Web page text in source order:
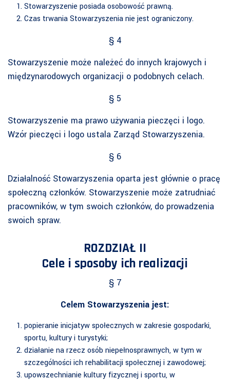
Stowarzyszenie posiada osobowość prawną.
Czas trwania Stowarzyszenia nie jest ograniczony.
§ 4
Stowarzyszenie może należeć do innych krajowych i
międzynarodowych organizacji o podobnych celach.
§ 5
Stowarzyszenie ma prawo używania pieczęci i logo.
Wzór pieczęci i logo ustala Zarząd Stowarzyszenia.
§ 6
Działalność Stowarzyszenia oparta jest głównie o pracę
społeczną członków. Stowarzyszenie może zatrudniać
pracowników, w tym swoich członków, do prowadzenia
swoich spraw.
ROZDZIAŁ II
Cele i sposoby ich realizacji
§ 7
Celem Stowarzyszenia jest:
popieranie inicjatyw społecznych w zakresie gospodarki,
sportu, kultury i turystyki;
działanie na rzecz osób niepełnosprawnych, w tym w
szczególności ich rehabilitacji społecznej i zawodowej;
upowszechnianie kultury fizycznej i sportu, w